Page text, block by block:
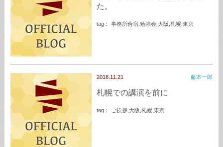
た。
tag： 事務所合宿, 勉強会, 大阪 札幌, 東京
2018.11.21 藤本一郎
札幌での講演を前に
tag： ご挨拶, 大阪 札幌, 東京